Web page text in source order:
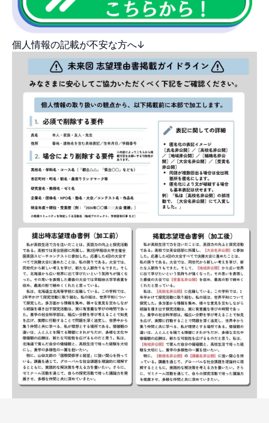
個人情報の記載が不安な方へ↓